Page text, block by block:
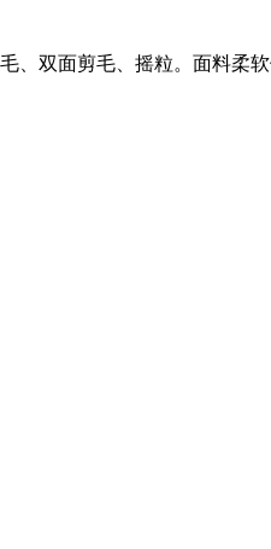
、双面剪毛、摇粒。面料柔